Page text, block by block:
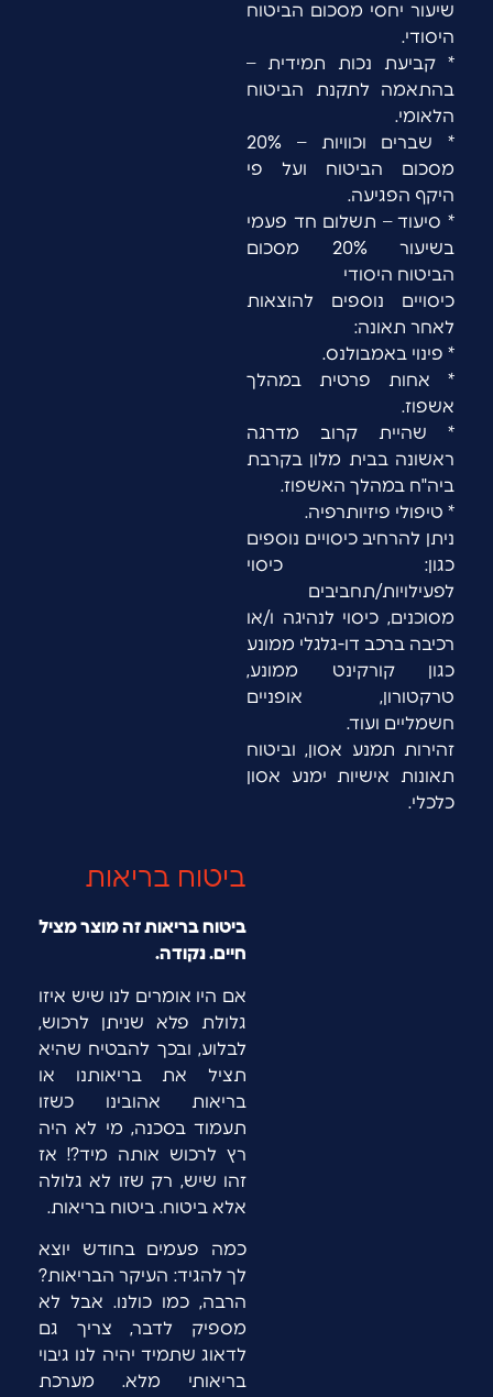
שיעור יחסי מסכום הביטוח
היסודי.
* קביעת נכות תמידית –
בהתאמה לתקנת הביטוח
הלאומי.
* שברים וכוויות – 20%
מסכום הביטוח ועל פי
היקף הפגיעה.
* סיעוד – תשלום חד פעמי
בשיעור 20% מסכום
הביטוח היסודי
כיסויים נוספים להוצאות
לאחר תאונה:
* פינוי באמבולנס.
* אחות פרטית במהלך
אשפוז.
* שהיית קרוב מדרגה
ראשונה בבית מלון בקרבת
ביה"ח במהלך האשפוז.
* טיפולי פיזיותרפיה.
ניתן להרחיב כיסויים נוספים
כגון: כיסוי
לפעילויות/תחביבים
מסוכנים, כיסוי לנהיגה ו/או
רכיבה ברכב דו-גלגלי ממונע
כגון קורקינט ממונע,
טרקטורון, אופניים
חשמליים ועוד.
זהירות תמנע אסון, וביטוח
תאונות אישיות ימנע אסון
כלכלי.
ביטוח בריאות
ביטוח בריאות זה מוצר מציל
חיים. נקודה.
אם היו אומרים לנו שיש איזו
גלולת פלא שניתן לרכוש,
לבלוע, ובכך להבטיח שהיא
תציל את בריאותנו או
בריאות אהובינו כשזו
תעמוד בסכנה, מי לא היה
רץ לרכוש אותה מיד?! אז
זהו שיש, רק שזו לא גלולה
אלא ביטוח. ביטוח בריאות.
כמה פעמים בחודש יוצא
לך להגיד: העיקר הבריאות?
הרבה, כמו כולנו. אבל לא
מספיק לדבר, צריך גם
לדאוג שתמיד יהיה לנו גיבוי
בריאותי מלא. מערכת